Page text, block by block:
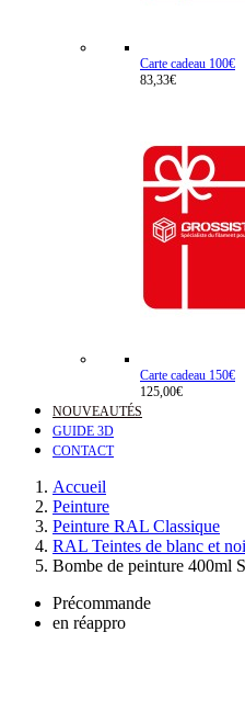
Carte cadeau 100€
83,33€
Carte cadeau 150€
125,00€
NOUVEAUTÉS
GUIDE 3D
CONTACT
Accueil
Peinture
Peinture RAL Classique
RAL Teintes de blanc et
Bombe de peinture 400ml
Précommande
en réappro